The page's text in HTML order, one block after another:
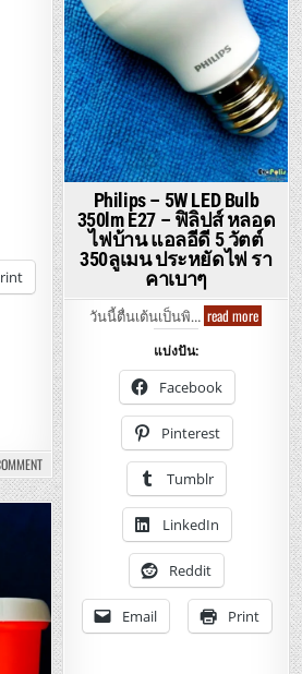
สอง
ชั้น
พร้
พอ
ยู
เอ
สบี
คู่
แฝ
6W/7W
Bulbs
470lm/600lm
เนีย/
หลอด
บ้าน
แอ
อีดี
ประหยัด
เบาๆ
ON
SILVANIA
/
PHILIPS
LED
6W/7W
BULBS
470LM/600LM
E27
ซิ
ล
วา
เนีย/
Philips – 5W LED Bulb
350lm E27 – ฟิลิปส์ หลอด
ไฟบ้าน แอลอีดี 5 วัตต์
350ลูเมน ประหยัดไฟ รา
คาเบาๆ
วันนี้ตื่นเต้นเป็นพิ… read morePhilips
–
350lm
หลอด
เมน
ประห
ไฟ
รา
แบ่งปัน:
Facebook
Pinterest
Tumblr
LinkedIn
Reddit
Email Print